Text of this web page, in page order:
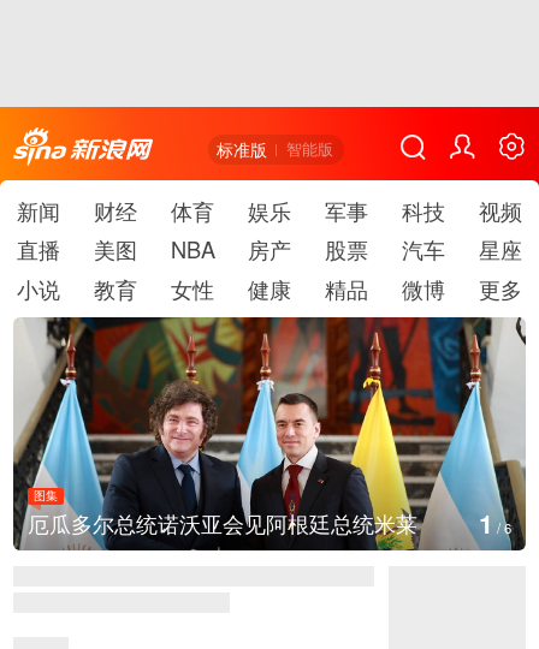
标准版 智能版
新闻 财经 体育 娱乐 军事 科技
视频
直播
美图 NBA 房产 股票 汽车
星座
小说
教育 女性 健康 精品 微博 更多
图集
厄瓜多尔总统诺沃亚会见阿根廷总统米莱 1/6